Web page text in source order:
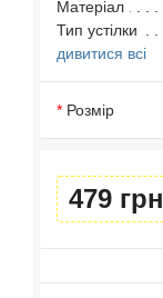
Матеріал
Тип устілки
дивитися всі
Розмір
479 грн